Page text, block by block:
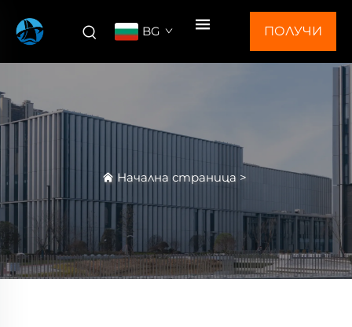
BG ПОЛУЧИ
Начална страница >